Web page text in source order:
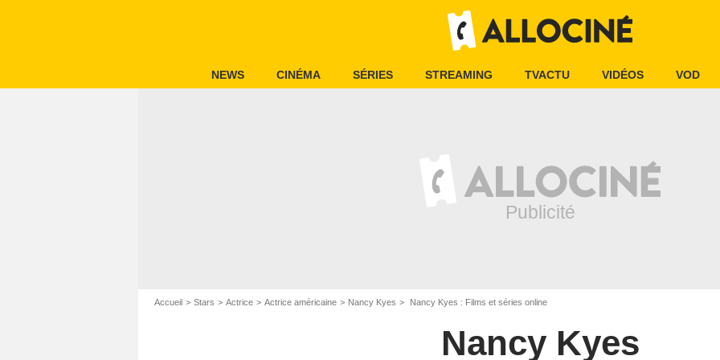
NEWS CINÉMA SÉRIES STREAMING TVACTU VIDÉOS VOD
Accueil Stars Actrice Actrice américaine Nancy Kyes Nancy Kyes : Films et séries online
Nancy Kyes